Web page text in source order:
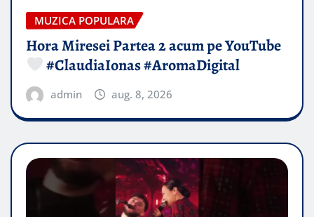
MUZICA POPULARA
Hora Miresei Partea 2 acum pe YouTube
#ClaudiaIonas #AromaDigital
admin aug. 8, 2026